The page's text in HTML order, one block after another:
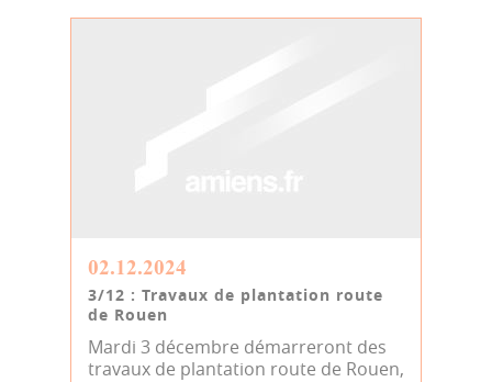
02.12.2024
3/12 : Travaux de plantation route
de Rouen
Mardi 3 décembre démarreront des
travaux de plantation route de Rouen,